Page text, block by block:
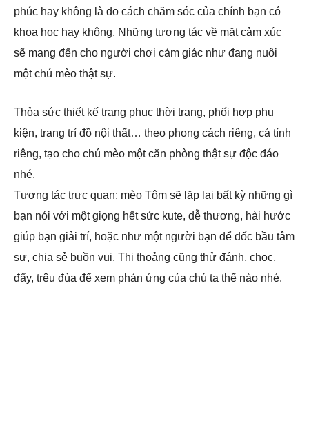
phúc hay không là do cách chăm sóc của chính bạn có
khoa học hay không. Những tương tác về mặt cảm xúc
sẽ mang đến cho người chơi cảm giác như đang nuôi
một chú mèo thật sự.
Thỏa sức thiết kế trang phục thời trang, phối hợp phụ
kiện, trang trí đồ nội thất… theo phong cách riêng, cá tính
riêng, tạo cho chú mèo một căn phòng thật sự độc đáo
nhé.
Tương tác trực quan: mèo Tôm sẽ lặp lại bất kỳ những gì
bạn nói với một giọng hết sức kute, dễ thương, hài hước
giúp bạn giải trí, hoặc như một người bạn để dốc bầu tâm
sự, chia sẻ buồn vui. Thi thoảng cũng thử đánh, chọc,
đẩy, trêu đùa để xem phản ứng của chú ta thế nào nhé.